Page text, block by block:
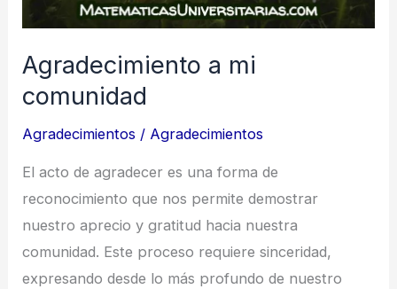
Agradecimiento a mi
comunidad
Agradecimientos / Agradecimientos
El acto de agradecer es una forma de
reconocimiento que nos permite demostrar
nuestro aprecio y gratitud hacia nuestra
comunidad. Este proceso requiere sinceridad,
expresando desde lo más profundo de nuestro